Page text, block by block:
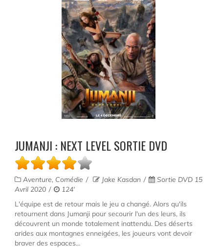
JUMANJI : NEXT LEVEL SORTIE DVD
Aventure, Comédie Jake Kasdan
Sortie DVD 15
Avril 2020
124'
L'équipe est de retour mais le jeu a changé. Alors qu'ils
retournent dans Jumanji pour secourir l'un des leurs, ils
découvrent un monde totalement inattendu. Des déserts
arides aux montagnes enneigées, les joueurs vont devoir
braver des espaces...